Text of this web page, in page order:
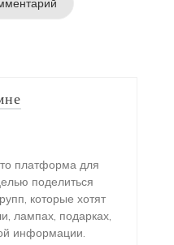
платформа для
поделиться
которые хотят
лампах, подарках,
информации.